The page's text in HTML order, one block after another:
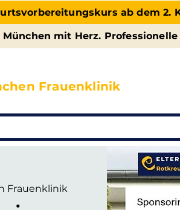
ab dem 2.
München mit Herz.
Frauenklinik
Frauenklinik